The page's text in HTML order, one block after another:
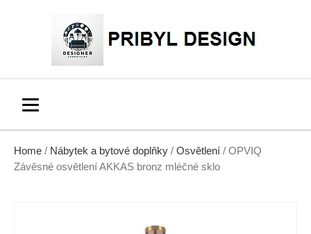
Home / Nábytek a bytové doplňky / Osvětlení / OPVIQ
Závěsné osvětlení AKKAS bronz mléčné sklo